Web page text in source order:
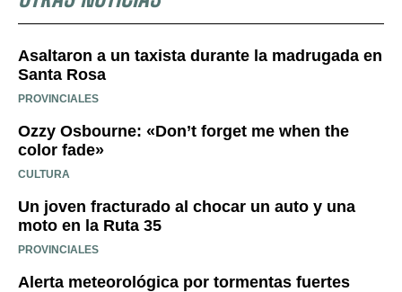
Asaltaron a un taxista durante la madrugada en
Santa Rosa
PROVINCIALES
Ozzy Osbourne: «Don’t forget me when the
color fade»
CULTURA
Un joven fracturado al chocar un auto y una
moto en la Ruta 35
PROVINCIALES
Alerta meteorológica por tormentas fuertes